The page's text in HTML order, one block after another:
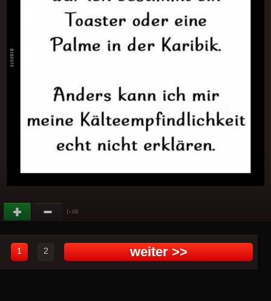
(+18)
1 2 weiter >>